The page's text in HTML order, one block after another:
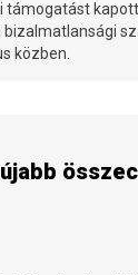
támogatást
közben.